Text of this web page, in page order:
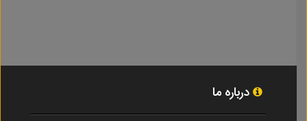
درباره ما